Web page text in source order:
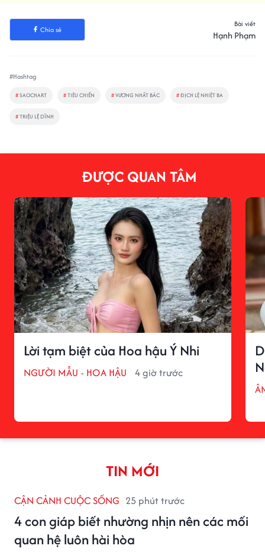
Chia sẻ
Bài viết
Hạnh Phạm
#Hashtag
#SAOCHART #TIÊU CHIẾN #VƯƠNG NHẤT BÁC #ĐỊCH LỆ NHIỆT BA
#TRIỆU LỆ DĨNH
ĐƯỢC QUAN TÂM
Lời tạm biệt của Hoa hậu Ý Nhi
NGƯỜI MẪU - HOA HẬU 4 giờ trước
TIN MỚI
CẬN CẢNH CUỘC SỐNG 25 phút trước
4 con giáp biết nhường nhịn nên các mối
quan hệ luôn hài hòa